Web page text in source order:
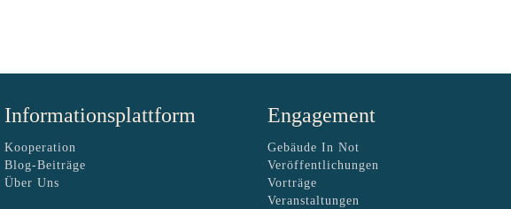
Informationsplattform
Kooperation
Blog-Beiträge
Über Uns
Engagement
Gebäude In Not
Veröffentlichungen
Vorträge
Veranstaltungen